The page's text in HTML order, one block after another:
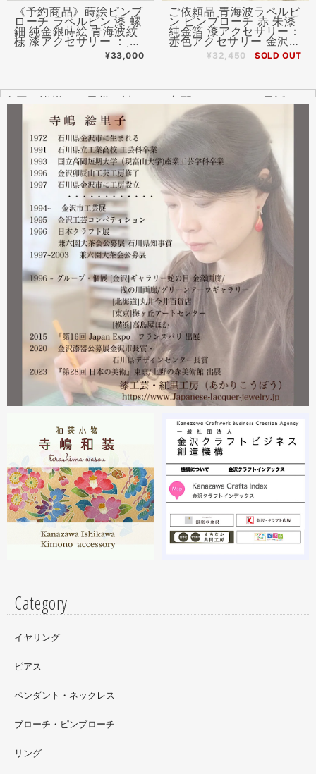
《予約商品》蒔絵ピンブ
ローチ ラペルピン 漆 螺
鈿 純金銀蒔絵 青海波紋
様 漆アクセサリー ： 薄
型キャッチ チェーン有
無 ２個付 金沢漆器¥33,000
ご依頼品 青海波ラペルピ
ン ピンブローチ 赤 朱漆
純金箔 漆アクセサリー：
赤色アクセサリー 金沢漆
器 ¥32,450 SOLD OUT
全国の皆様より震災に対するご心配のメールやお電話をた
くさんいただきました。ありがとうございます。
幸い紅里工房にはそれほどの被害もなく、ただいま通常の
営業をしております。配送につきましても金沢から発送す
る分につきましては問題ありませんのでご安心ください。
皆様には多大なご心配をおかけしており心苦しいばかりで
はありますが、今後とも紅里工房をどうぞよろしくお願い
いたします。
漆工芸・紅里工房 寺嶋絵里子
2023.02
2月21日から27日まで 仙台三越で開催中の『第22回 金
沢・能登 美味と美技展』に出展しています。会場には作
者本人がおりますのでお近くの方はぜひ遊びにいらしてく
ださい。お待ちしております。
2月19日から23日まで 東京・上野の森美術館で開催中の
『第28回 日本の美術展』に出展しています。
2023.02
昨年初めからT-BASE銀座ギャラリーさんのご依頼で螺鈿
細工のソフビフィギュア装飾のお仕事させていただいてま
す。広面積への螺鈿細工や蒔絵となりますのでかなりの高
額品になりますがご好評のようで嬉しい限りです(^^)写真
はドラマに登場していたキャラクターです。
Category
イヤリング
ピアス
ペンダント・ネックレス
ブローチ・ピンブローチ
リング